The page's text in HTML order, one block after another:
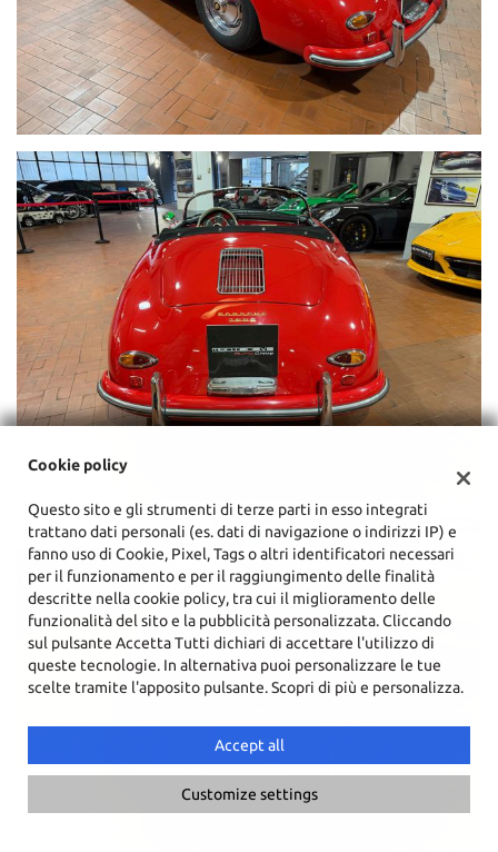
Cookie policy
Questo sito e gli strumenti di terze parti in esso integrati
trattano dati personali (es. dati di navigazione o indirizzi IP) e
fanno uso di Cookie, Pixel, Tags o altri identificatori necessari
per il funzionamento e per il raggiungimento delle finalità
descritte nella cookie policy, tra cui il miglioramento delle
funzionalità del sito e la pubblicità personalizzata. Cliccando
sul pulsante Accetta Tutti dichiari di accettare l'utilizzo di
queste tecnologie. In alternativa puoi personalizzare le tue
scelte tramite l'apposito pulsante. Scopri di più e personalizza.
Accept all
Customize settings